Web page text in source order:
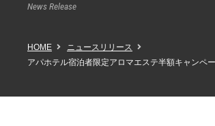
News Release
HOME
ニュースリリース
アパホテル宿泊者限定アロマエステ半額キャンペ